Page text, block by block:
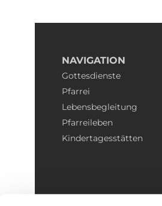
NAVIGATION
Gottesdienste
Pfarrei
Lebensbegleitung
Pfarreileben
Kindertagesstätten